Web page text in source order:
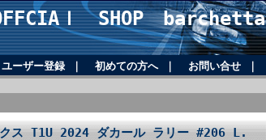
ｌ SHOP barchetta
ーザー登録｜ 初めての方へ｜ お問い合せ
ス T1U 2024 ダカール ラリー #206 L.